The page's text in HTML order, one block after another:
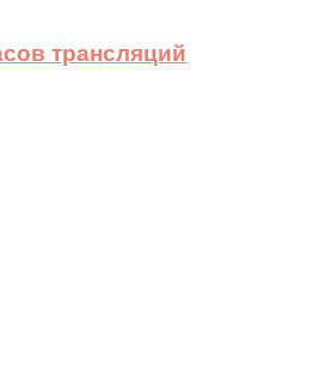
трансляций